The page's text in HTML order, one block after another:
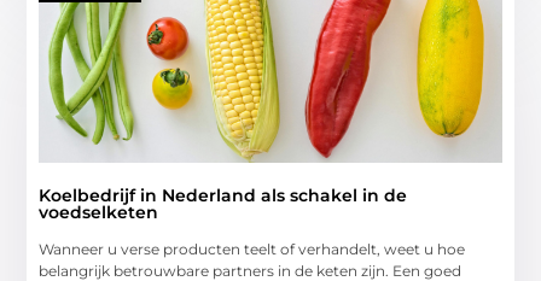
Koelbedrijf in Nederland als schakel in de
voedselketen
Wanneer u verse producten teelt of verhandelt, weet u hoe
belangrijk betrouwbare partners in de keten zijn. Een goed